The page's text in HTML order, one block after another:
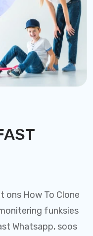
ons How To Clone
funksies
Whatsapp, soos